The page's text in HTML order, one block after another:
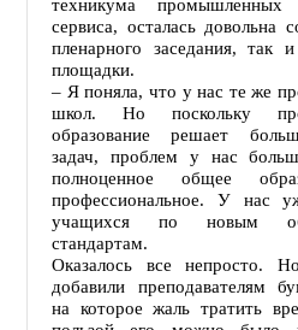
техникума промышленных
сервиса, осталась довольна
пленарного заседания, так
площадки.
– Я поняла, что у нас те же
школ. Но поскольку
образование решает
задач, проблем у нас
полноценное общее
профессиональное. У нас
учащихся по новым
стандартам.
Оказалось все непросто.
добавили преподавателям
на которое жаль тратить